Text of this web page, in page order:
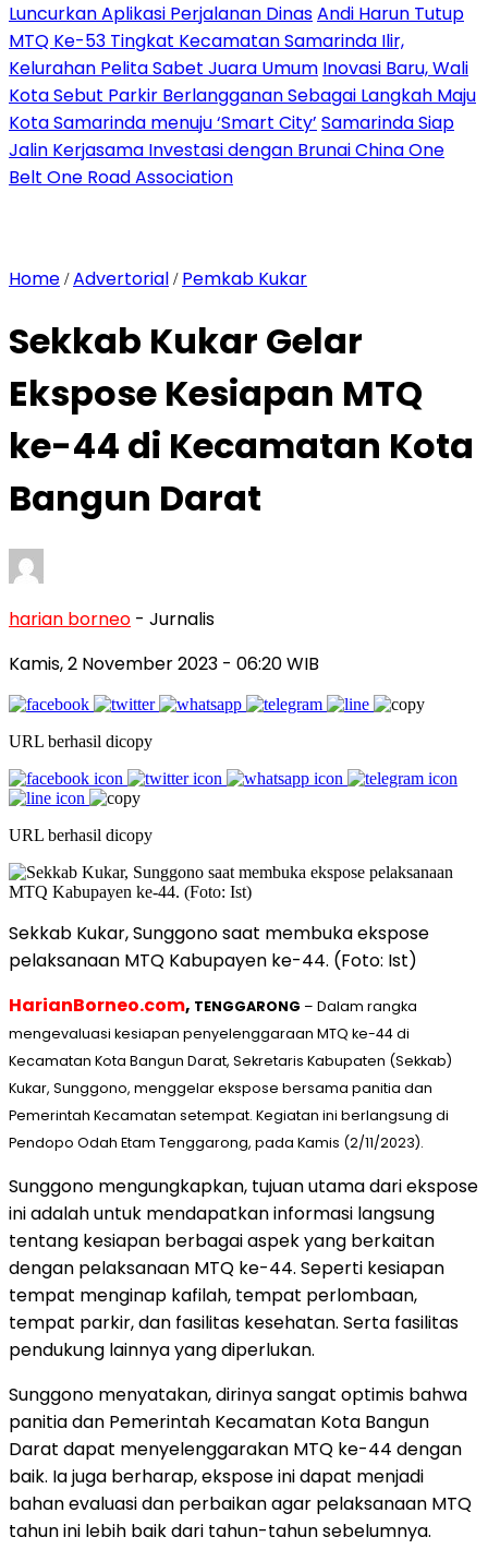
Luncurkan Aplikasi Perjalanan DinasAndi Harun Tutup
MTQ Ke-53 Tingkat Kecamatan Samarinda Ilir,
Kelurahan Pelita Sabet Juara Umum Inovasi Baru, Wali
Kota Sebut Parkir Berlangganan Sebagai Langkah Maju
Kota Samarinda menuju ‘Smart City’ Samarinda Siap
Jalin Kerjasama Investasi dengan Brunai China One
Belt One Road Association
Home /Advertorial / Pemkab Kukar
Sekkab Kukar Gelar
Ekspose Kesiapan MTQ
ke-44 di Kecamatan Kota
Bangun Darat
harian borneo - Jurnalis
Kamis, 2 November 2023 - 06:20 WIB
URL berhasil dicopy
URL berhasil dicopy
Sekkab Kukar, Sunggono saat membuka ekspose
pelaksanaan MTQ Kabupayen ke-44. (Foto: Ist)
HarianBorneo.com, TENGGARONG – Dalam rangka
mengevaluasi kesiapan penyelenggaraan MTQ ke-44 di
Kecamatan Kota Bangun Darat, Sekretaris Kabupaten (Sekkab)
Kukar, Sunggono, menggelar ekspose bersama panitia dan
Pemerintah Kecamatan setempat. Kegiatan ini berlangsung di
Pendopo Odah Etam Tenggarong, pada Kamis (2/11/2023).
Sunggono mengungkapkan, tujuan utama dari ekspose
ini adalah untuk mendapatkan informasi langsung
tentang kesiapan berbagai aspek yang berkaitan
dengan pelaksanaan MTQ ke-44. Seperti kesiapan
tempat menginap kafilah, tempat perlombaan,
tempat parkir, dan fasilitas kesehatan. Serta fasilitas
pendukung lainnya yang diperlukan.
Sunggono menyatakan, dirinya sangat optimis bahwa
panitia dan Pemerintah Kecamatan Kota Bangun
Darat dapat menyelenggarakan MTQ ke-44 dengan
baik. Ia juga berharap, ekspose ini dapat menjadi
bahan evaluasi dan perbaikan agar pelaksanaan MTQ
tahun ini lebih baik dari tahun-tahun sebelumnya.